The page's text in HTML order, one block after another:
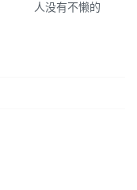
人没有不懒的